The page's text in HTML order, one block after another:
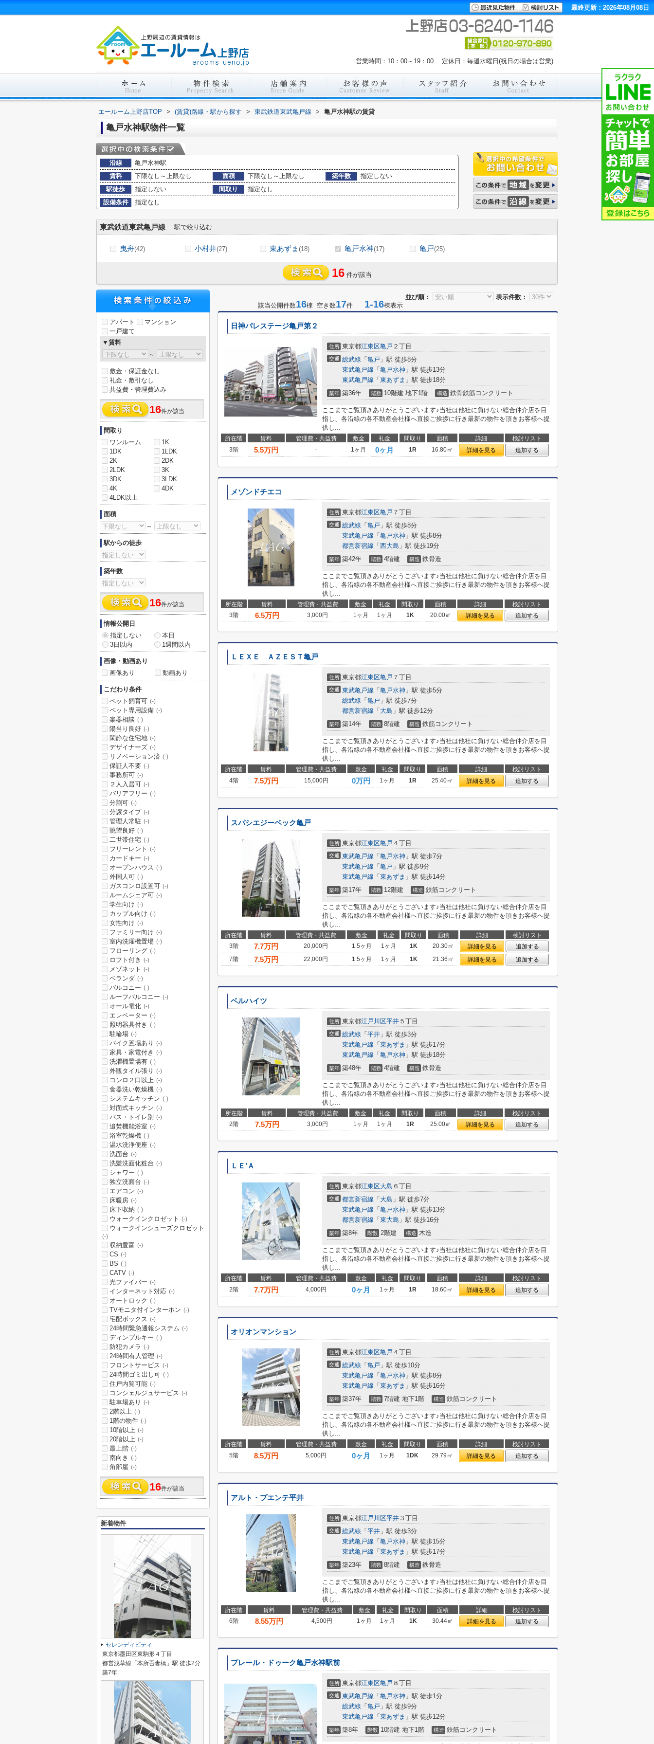
最終更新：2026年08月08日
営業時間：10：00～19：00 定休日：毎週水曜日(祝日の場合は営業)
エールーム上野店TOP > (賃貸)路線・駅から探す > 東武鉄道東武亀戸線 > 亀戸水神駅の賃貸
亀戸水神駅物件一覧
沿線
亀戸水神駅
賃料
下限なし～上限なし 面積 下限なし～上限なし 築年数
指定しない
駅徒歩
指定しない 間取り
指定なし
設備条件
指定なし
東武鉄道東武亀戸線 駅で絞り込む
曳舟(42) 小村井(27) 東あずま (18) 亀戸水神(17) 亀戸(25)
16 件が該当
並び順：
表示件数：
該当公開件数16棟 空き数17件 1-16棟表示
日神パレステージ亀戸第２
住所 東京都江東区亀戸 ２丁目
交通 総武線 「 亀戸 」駅 徒歩8分
東武亀戸線 「 亀戸水神 」駅 徒歩13分
東武亀戸線 「 東あずま 」駅 徒歩18分
築年 築36年 階数 10階建 地下1階 構造 鉄骨鉄筋コンクリート
ここまでご覧頂きありがとうございます♪当社は他社に負けない総合仲介店を目
指し、各沿線の各不動産会社様へ直接ご挨拶に行き最新の物件を頂きお客様へ提
供し...
所在階 賃料 管理費・共益費 敷金 礼金 間取り 面積 詳細
検討リスト
3階
5.5万円 - 1ヶ月 0ヶ月 1R 16.80㎡ 詳細を見る 追加する
メゾンドチエコ
住所 東京都江東区亀戸 ７丁目
交通 総武線 「 亀戸 」駅 徒歩8分
東武亀戸線 「 亀戸水神 」駅 徒歩8分
都営新宿線 「 西大島 」駅 徒歩19分
築年 築42年 階数 4階建 構造 鉄骨造
ここまでご覧頂きありがとうございます♪当社は他社に負けない総合仲介店を目
指し、各沿線の各不動産会社様へ直接ご挨拶に行き最新の物件を頂きお客様へ提
供し...
所在階 賃料 管理費・共益費 敷金 礼金 間取り 面積 詳細
検討リスト
3階
6.5万円 3,000円 1ヶ月 1ヶ月 1K 20.00㎡ 詳細を見る 追加する
ＬＥＸＥ ＡＺＥＳＴ亀戸
住所 東京都江東区亀戸 ７丁目
交通 東武亀戸線 「 亀戸水神 」駅 徒歩5分
総武線 「 亀戸 」駅 徒歩7分
都営新宿線 「 大島 」駅 徒歩12分
築年 築14年 階数 8階建 構造 鉄筋コンクリート
ここまでご覧頂きありがとうございます♪当社は他社に負けない総合仲介店を目
指し、各沿線の各不動産会社様へ直接ご挨拶に行き最新の物件を頂きお客様へ提
供し...
所在階 賃料 管理費・共益費 敷金 礼金 間取り 面積 詳細
検討リスト
4階
7.5万円 15,000円 0万円 1ヶ月 1R 25.40㎡ 詳細を見る 追加する
スパシエジーベック亀戸
住所 東京都江東区亀戸 ４丁目
交通 東武亀戸線 「 亀戸水神 」駅 徒歩7分
東武亀戸線 「 亀戸 」駅 徒歩9分
東武亀戸線 「 東あずま 」駅 徒歩14分
築年 築17年 階数 12階建 構造 鉄筋コンクリート
ここまでご覧頂きありがとうございます♪当社は他社に負けない総合仲介店を目
指し、各沿線の各不動産会社様へ直接ご挨拶に行き最新の物件を頂きお客様へ提
供し...
所在階 賃料 管理費・共益費 敷金 礼金 間取り 面積 詳細
検討リスト
3階
7.7万円 20,000円 1.5ヶ月 1ヶ月 1K 20.30㎡ 詳細を見る
追加する
7階
7.5万円 22,000円 1.5ヶ月 1ヶ月 1K 21.36㎡ 詳細を見る 追加する
ベルハイツ
住所 東京都江戸川区平井 ５丁目
交通 総武線 「 平井 」駅 徒歩3分
東武亀戸線 「 東あずま 」駅 徒歩17分
東武亀戸線 「 亀戸水神 」駅 徒歩18分
築年 築48年 階数 4階建 構造 鉄骨造
ここまでご覧頂きありがとうございます♪当社は他社に負けない総合仲介店を目
指し、各沿線の各不動産会社様へ直接ご挨拶に行き最新の物件を頂きお客様へ提
供し...
所在階 賃料 管理費・共益費 敷金 礼金 間取り 面積 詳細
検討リスト
2階
7.5万円 3,000円 1ヶ月 1ヶ月 1R 25.00㎡ 詳細を見る 追加する
ＬＥ’Ａ
住所 東京都江東区大島 ６丁目
交通 都営新宿線 「 大島 」駅 徒歩7分
東武亀戸線 「 亀戸水神 」駅 徒歩13分
都営新宿線 「 東大島 」駅 徒歩16分
築年 築8年 階数 2階建 構造 木造
ここまでご覧頂きありがとうございます♪当社は他社に負けない総合仲介店を目
指し、各沿線の各不動産会社様へ直接ご挨拶に行き最新の物件を頂きお客様へ提
供し...
所在階 賃料 管理費・共益費 敷金 礼金 間取り 面積 詳細
検討リスト
2階
7.7万円 4,000円 0ヶ月 1ヶ月 1R 18.60㎡ 詳細を見る 追加する
オリオンマンション
住所 東京都江東区亀戸 ４丁目
交通 総武線 「 亀戸 」駅 徒歩10分
東武亀戸線 「 亀戸水神 」駅 徒歩8分
東武亀戸線 「 東あずま 」駅 徒歩16分
築年 築37年 階数 7階建 地下1階 構造 鉄筋コンクリート
ここまでご覧頂きありがとうございます♪当社は他社に負けない総合仲介店を目
指し、各沿線の各不動産会社様へ直接ご挨拶に行き最新の物件を頂きお客様へ提
供し...
所在階 賃料 管理費・共益費 敷金 礼金 間取り 面積 詳細
検討リスト
5階
8.5万円 5,000円 0ヶ月 1ヶ月 1DK 29.79㎡ 詳細を見る 追加する
アルト・プエンテ平井
住所 東京都江戸川区平井 ３丁目
交通 総武線 「 平井 」駅 徒歩3分
東武亀戸線 「 亀戸水神 」駅 徒歩15分
東武亀戸線 「 東あずま 」駅 徒歩17分
築年 築23年 階数 8階建 構造 鉄骨造
ここまでご覧頂きありがとうございます♪当社は他社に負けない総合仲介店を目
指し、各沿線の各不動産会社様へ直接ご挨拶に行き最新の物件を頂きお客様へ提
供し...
所在階 賃料 管理費・共益費 敷金 礼金 間取り 面積 詳細
検討リスト
6階
8.55万円 4,500円 1ヶ月 1ヶ月 1K 30.44㎡ 詳細を見る 追加する
プレール・ドゥーク亀戸水神駅前
住所 東京都江東区亀戸 ８丁目
交通 東武亀戸線 「 亀戸水神 」駅 徒歩1分
総武線 「 亀戸 」駅 徒歩9分
東武亀戸線 「 東あずま 」駅 徒歩12分
築年 築8年 階数 10階建 地下1階 構造 鉄筋コンクリート
アパート
マンション
一戸建て
▼賃料
～
敷金・保証金なし
礼金・敷引なし
共益費・管理費込み
16件が該当
間取り
ワンルーム
1K
1DK
1LDK
2K
2DK
2LDK
3K
3DK
3LDK
4K
4DK
4LDK以上
面積
～
駅からの徒歩
築年数
16件が該当
情報公開日
指定しない
本日
3日以内
1週間以内
画像・動画あり
画像あり
動画あり
こだわり条件
ペット飼育可 (-)
ペット専用設備 (-)
楽器相談 (-)
陽当り良好 (-)
閑静な住宅地 (-)
デザイナーズ (-)
リノベーション済 (-)
保証人不要 (-)
事務所可 (-)
２人入居可 (-)
バリアフリー (-)
分割可 (-)
分譲タイプ (-)
管理人常駐 (-)
眺望良好 (-)
二世帯住宅 (-)
フリーレント (-)
カードキー (-)
オープンハウス (-)
外国人可 (-)
ガスコンロ設置可 (-)
ルームシェア可 (-)
学生向け (-)
カップル向け (-)
女性向け (-)
ファミリー向け (-)
室内洗濯機置場 (-)
フローリング (-)
ロフト付き (-)
メゾネット (-)
ベランダ (-)
バルコニー (-)
ルーフバルコニー (-)
オール電化 (-)
エレベーター (-)
照明器具付き (-)
駐輪場 (-)
バイク置場あり (-)
家具・家電付き (-)
洗濯機置場有 (-)
外観タイル張り (-)
コンロ２口以上 (-)
食器洗い乾燥機 (-)
システムキッチン (-)
対面式キッチン (-)
バス・トイレ別 (-)
追焚機能浴室 (-)
浴室乾燥機 (-)
温水洗浄便座 (-)
洗面台 (-)
洗髪洗面化粧台 (-)
シャワー (-)
独立洗面台 (-)
エアコン (-)
床暖房 (-)
床下収納 (-)
ウォークインクロゼット (-)
ウォークインシューズクロゼット
(-)
収納豊富 (-)
CS (-)
BS (-)
CATV (-)
光ファイバー (-)
インターネット対応 (-)
オートロック (-)
TVモニタ付インターホン (-)
宅配ボックス (-)
24時間緊急通報システム (-)
ディンプルキー (-)
防犯カメラ (-)
24時間有人管理 (-)
フロントサービス (-)
24時間ゴミ出し可 (-)
住戸内覧可能 (-)
コンシェルジュサービス (-)
駐車場あり (-)
2階以上 (-)
1階の物件 (-)
10階以上 (-)
20階以上 (-)
最上階 (-)
南向き (-)
角部屋 (-)
16件が該当
新着物件
セレンディピティ
東京都墨田区東駒形４丁目
都営浅草線「本所吾妻橋」駅 徒歩2分
築7年